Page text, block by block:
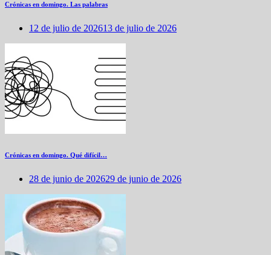
Crónicas en domingo. Las palabras
12 de julio de 202613 de julio de 2026
Crónicas en domingo. Qué difícil…
28 de junio de 202629 de junio de 2026